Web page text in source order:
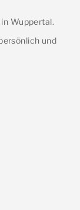
Wuppertal.
und